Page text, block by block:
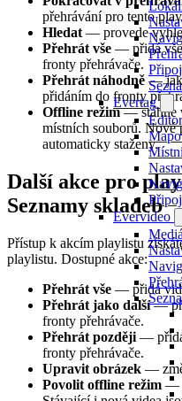
Evertag
Evervideo
přehrávání pro tento
Hledat — provede
Přehrát vše — přidá
fronty přehrávače.
Přehrát náhodně —
přidáním do fronty
Offline režim— stáhne
místních souborů. Nové
automaticky staženy.
Další akce pro
Seznamy skladeb
Přístup k akcím playlistu
playlistu. Dostupné akce:
Přehrát vše — přidá
Přehrát jako další—
fronty přehrávače.
Přehrát později —
fronty přehrávače.
Upravit obrázek —
Povolit offline režim —